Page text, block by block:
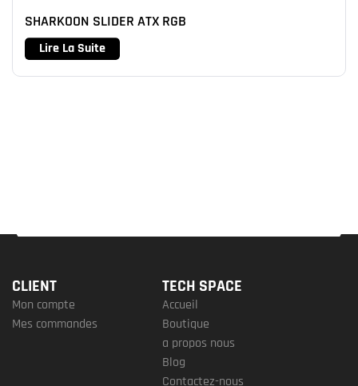
SHARKOON SLIDER ATX RGB
Lire La Suite
CLIENT
Mon compte
Mes commandes
TECH SPACE
Accueil
Boutique
a propos nous
Blog
Contactez-nous